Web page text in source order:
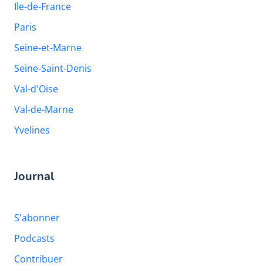
Ile-de-France
Paris
Seine-et-Marne
Seine-Saint-Denis
Val-d'Oise
Val-de-Marne
Yvelines
Journal
S'abonner
Podcasts
Contribuer